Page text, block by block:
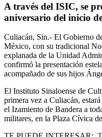
A través del ISIC, se
aniversario del inicio
Culiacán, Sin.- El Gobierno
México, con su tradicional
explanada de la Unidad
confirmó la presentación
acompañado de sus hijos
El Instituto Sinaloense de
primera vez a Culiacán,
el Izamiento de Bandera a
militares, en la Plaza Cívica